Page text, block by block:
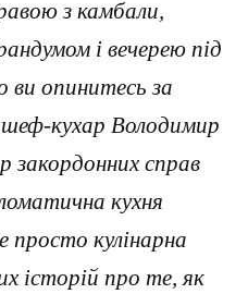
з камбали,
і вечерею під
ви опинитесь за
кухар Володимир
закордонних справ
кухня
просто кулінарна
історій про те, як